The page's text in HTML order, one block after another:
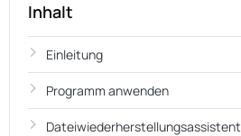
Inhalt
Einleitung
Programm anwenden
Dateiwiederherstellungsassistent